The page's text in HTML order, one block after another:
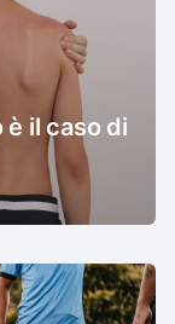
il caso di